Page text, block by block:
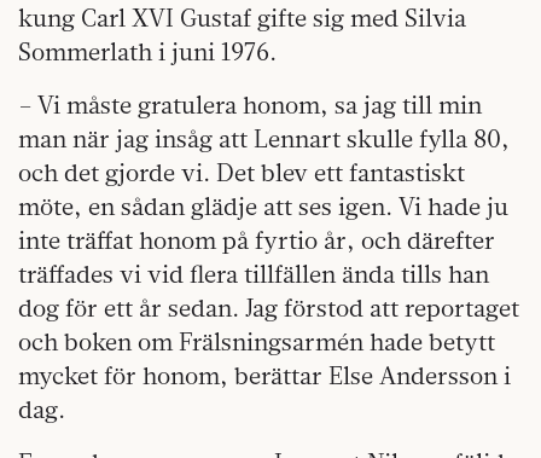
kung Carl XVI Gustaf gifte sig med Silvia
Sommerlath i juni 1976.
– Vi måste gratulera honom, sa jag till min
man när jag insåg att Lennart skulle fylla 80,
och det gjorde vi. Det blev ett fantastiskt
möte, en sådan glädje att ses igen. Vi hade ju
inte träffat honom på fyrtio år, och därefter
träffades vi vid flera tillfällen ända tills han
dog för ett år sedan. Jag förstod att reportaget
och boken om Frälsningsarmén hade betytt
mycket för honom, berättar Else Andersson i
dag.